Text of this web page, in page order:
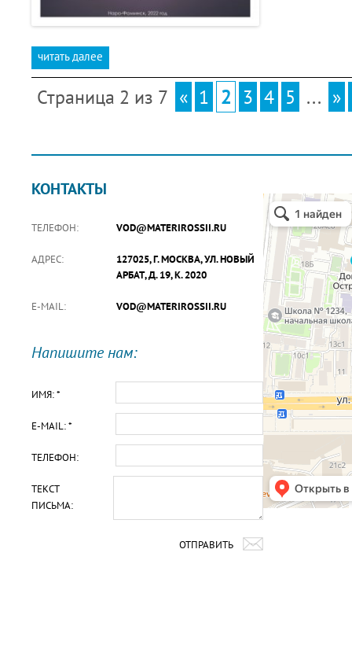
читать далее
Страница 2 из 7 « 1 2 3 4 5 ... »
КОНТАКТЫ
ТЕЛЕФОН: VOD@MATERIROSSII.RU
АДРЕС:
127025, Г. МОСКВА, УЛ. НОВЫЙ
АРБАТ, Д. 19, К. 2020
E-MAIL: VOD@MATERIROSSII.RU
Напишите нам:
ИМЯ: *
E-MAIL: *
ТЕЛЕФОН:
ТЕКСТ
ПИСЬМА:
ОТПРАВИТЬ